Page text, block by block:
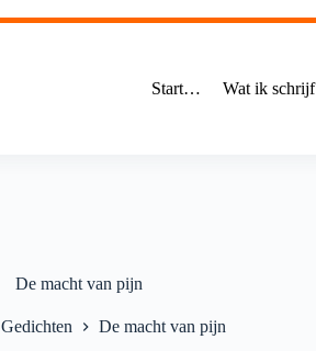
Start… Wat ik schrijf
De macht van pijn
Gedichten De macht van pijn